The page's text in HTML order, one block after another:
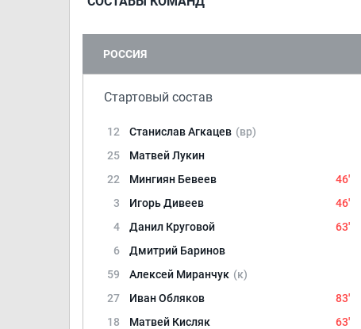
РОССИЯ
Стартовый состав
12 Станислав Агкацев (вр)
25
Матвей Лукин
22
Мингиян Бевеев
46'
3
Игорь Дивеев
46'
4
Данил Круговой
63'
6
Дмитрий Баринов
59
Алексей Миранчук (к)
27
Иван Обляков
83'
18
Матвей Кисляк
63'